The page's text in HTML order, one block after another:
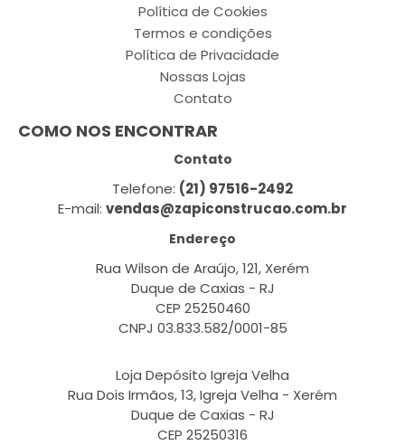
Política de Cookies
Termos e condições
Política de Privacidade
Nossas Lojas
Contato
COMO NOS ENCONTRAR
Contato
Telefone: (21) 97516-2492
E-mail: vendas@zapiconstrucao.com.br
Endereço
Rua Wilson de Araújo, 121, Xerém
Duque de Caxias - RJ
CEP 25250460
CNPJ 03.833.582/0001-85
Loja Depósito Igreja Velha
Rua Dois Irmãos, 13, Igreja Velha - Xerém
Duque de Caxias - RJ
CEP 25250316